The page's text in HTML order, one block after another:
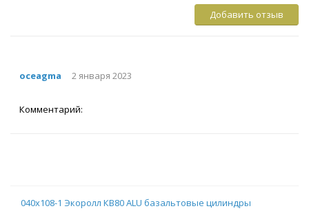
Добавить отзыв
oceagma 2 января 2023
Комментарий:
040х108-1 Экоролл КВ80 ALU базальтовые цилиндры